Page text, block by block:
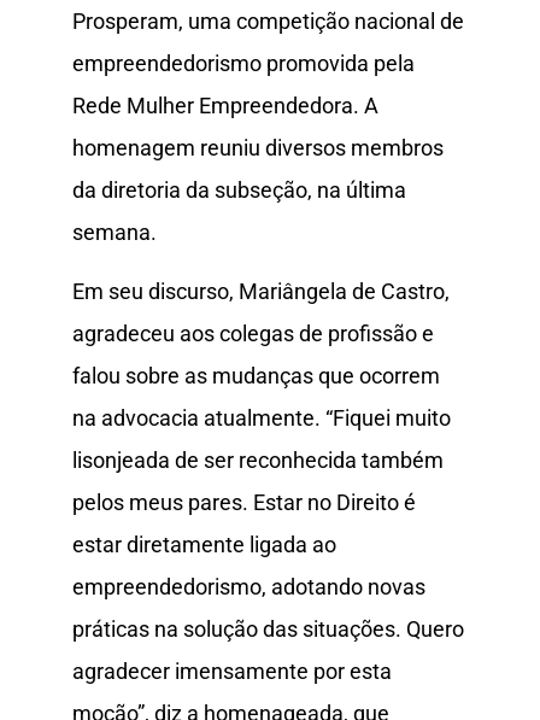
Prosperam, uma competição nacional de
empreendedorismo promovida pela
Rede Mulher Empreendedora. A
homenagem reuniu diversos membros
da diretoria da subseção, na última
semana.
Em seu discurso, Mariângela de Castro,
agradeceu aos colegas de profissão e
falou sobre as mudanças que ocorrem
na advocacia atualmente. “Fiquei muito
lisonjeada de ser reconhecida também
pelos meus pares. Estar no Direito é
estar diretamente ligada ao
empreendedorismo, adotando novas
práticas na solução das situações. Quero
agradecer imensamente por esta
moção”, diz a homenageada, que